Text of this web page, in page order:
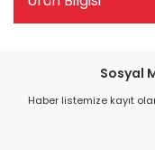
Sosyal
Haber listemize kayıt